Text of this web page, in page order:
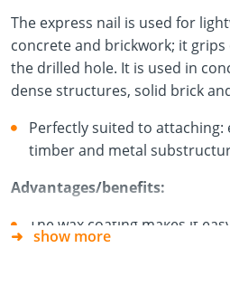
The express nail is used for
concrete and brickwork; it
the drilled hole. It is used in
dense structures, solid brick
Perfectly suited to attaching:
timber and metal
Advantages/benefits:
The wax coating makes it
drilled hole. No screws or
show more